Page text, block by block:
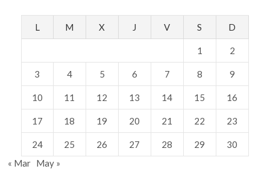
L M X J V S D
1 2
3 4 5 6 7 8 9
10 11 12 13 14 15 16
17 18 19 20 21 22 23
24 25 26 27 28 29
30
« Mar May »